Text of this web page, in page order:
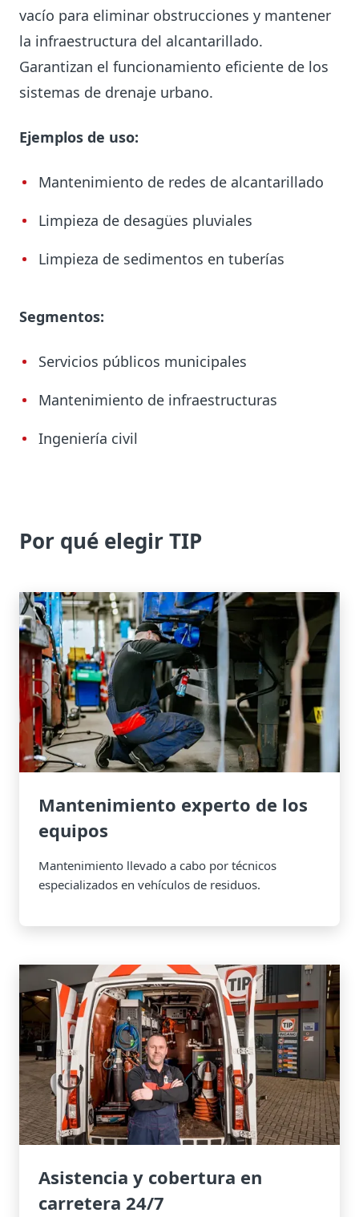
vacío para eliminar obstrucciones y mantener
la infraestructura del alcantarillado.
Garantizan el funcionamiento eficiente de los
sistemas de drenaje urbano.
Ejemplos de uso:
Mantenimiento de redes de alcantarillado
Limpieza de desagües pluviales
Limpieza de sedimentos en tuberías
Segmentos:
Servicios públicos municipales
Mantenimiento de infraestructuras
Ingeniería civil
Por qué elegir TIP
Mantenimiento experto de los
equipos
Mantenimiento llevado a cabo por técnicos
especializados en vehículos de residuos.
Asistencia y cobertura en
carretera 24/7